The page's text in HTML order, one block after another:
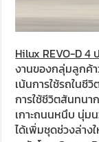
Hilux REVO-D 4
งานของกลุ่มลูกค้
เน้นการใช้รถในชี
การใช้ชีวิตสันทนา
เกาะถนนหนึบ นุ่ม
ได้เพิ่มชุดช่วงล่า